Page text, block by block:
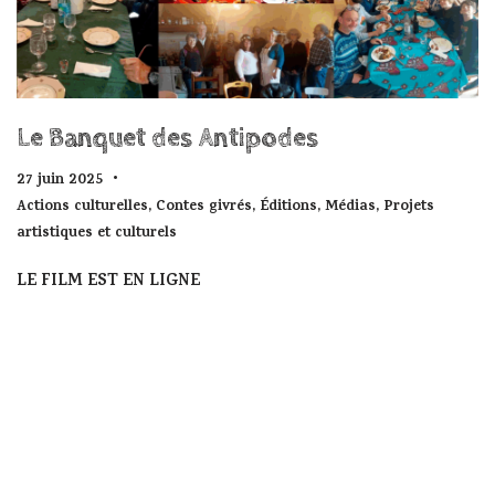
Le Banquet des Antipodes
27 juin 2025
Actions culturelles, Contes givrés, Éditions,Médias, Projets
artistiques et culturels
LE FILM EST EN LIGNE